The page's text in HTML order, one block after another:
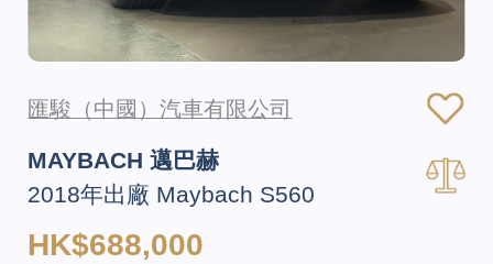
匯駿（中國）汽車有限公司
MAYBACH 邁巴赫
2018年出廠 Maybach S560
HK$688,000